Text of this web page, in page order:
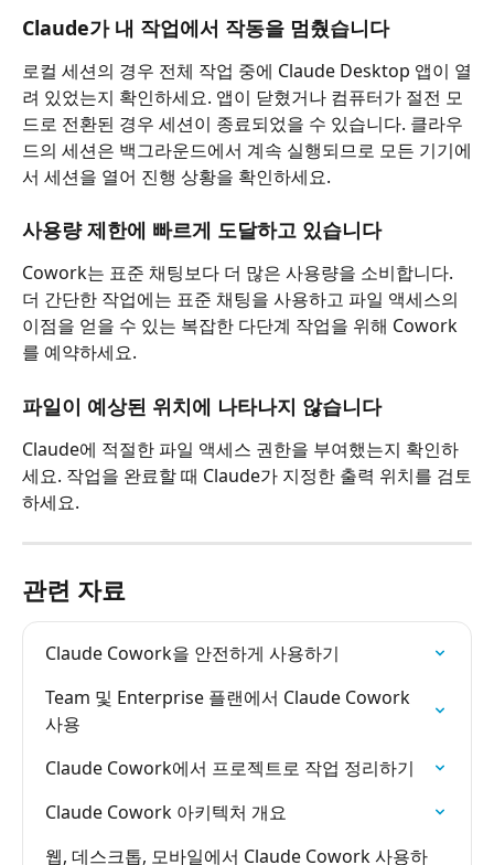
Claude가 내 작업에서 작동을 멈췄습니다
로컬 세션의 경우 전체 작업 중에 Claude Desktop 앱이 열
려 있었는지 확인하세요. 앱이 닫혔거나 컴퓨터가 절전 모
드로 전환된 경우 세션이 종료되었을 수 있습니다. 클라우
드의 세션은 백그라운드에서 계속 실행되므로 모든 기기에
서 세션을 열어 진행 상황을 확인하세요.
사용량 제한에 빠르게 도달하고 있습니다
Cowork는 표준 채팅보다 더 많은 사용량을 소비합니다.
더 간단한 작업에는 표준 채팅을 사용하고 파일 액세스의
이점을 얻을 수 있는 복잡한 다단계 작업을 위해 Cowork
를 예약하세요.
파일이 예상된 위치에 나타나지 않습니다
Claude에 적절한 파일 액세스 권한을 부여했는지 확인하
세요. 작업을 완료할 때 Claude가 지정한 출력 위치를 검토
하세요.
관련 자료
Claude Cowork을 안전하게 사용하기
Team 및 Enterprise 플랜에서 Claude Cowork
사용
Claude Cowork에서 프로젝트로 작업 정리하기
Claude Cowork 아키텍처 개요
웹, 데스크톱, 모바일에서 Claude Cowork 사용하